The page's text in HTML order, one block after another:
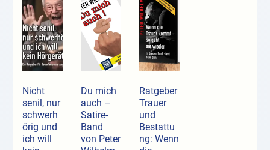
Nicht
senil, nur
schwerh
örig und
ich will
Du mich
auch –
Satire-
Band
von Peter
Ratgeber
Trauer
und
Bestattu
ng: Wenn